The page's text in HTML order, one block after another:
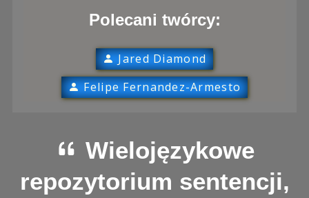
Polecani twórcy:
Jared Diamond
Felipe Fernandez-Armesto
Wielojęzykowe
repozytorium sentencji,